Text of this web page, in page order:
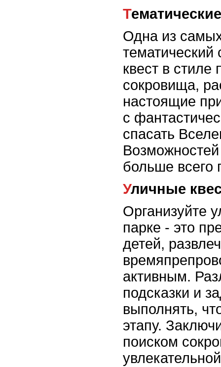
Одна из
тематический
квест в стиле
сокровища,
настоящие
с
спасать
больше всего
Уличные
Организуйте
парке - это
детей,
активным.
подсказки и
выполнять,
этапу.
поиском